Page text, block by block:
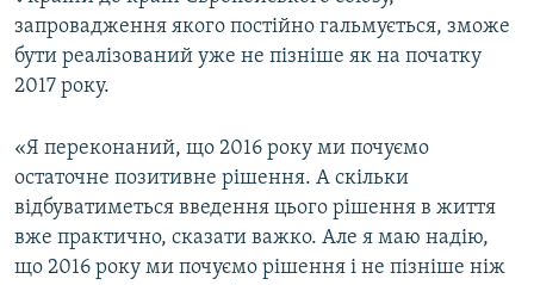
запровадження якого постійно гальмується, зможе
бути реалізований уже не пізніше як на початку
2017 року.
«Я переконаний, що 2016 року ми почуємо
остаточне позитивне рішення. А скільки
відбуватиметься введення цього рішення в життя
вже практично, сказати важко. Але я маю надію,
що 2016 року ми почуємо рішення і не пізніше ніж